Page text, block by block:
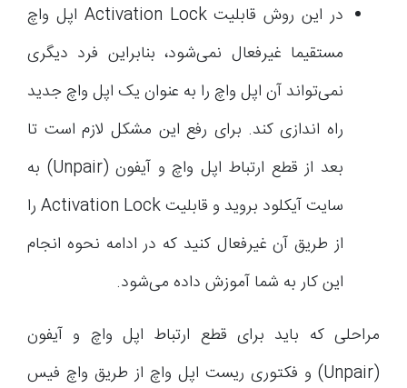
در این روش قابلیت Activation Lock اپل واچ
مستقیما غیرفعال نمی‌شود، بنابراین فرد دیگری
نمی‌تواند آن اپل واچ را به عنوان یک اپل واچ جدید
راه اندازی کند. برای رفع این مشکل لازم است تا
بعد از قطع ارتباط اپل واچ و آیفون (Unpair) به
سایت آیکلود بروید و قابلیت Activation Lock را
از طریق آن غیرفعال کنید که در ادامه نحوه انجام
این کار به شما آموزش داده می‌شود.
مراحلی که باید برای قطع ارتباط اپل واچ و آیفون
(Unpair) و فکتوری ریست اپل واچ از طریق واچ فیس